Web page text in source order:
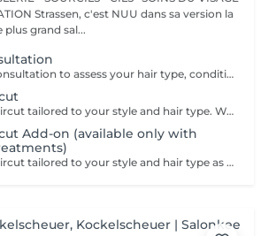
sa version la
grand sal...
A personalized consultation to assess your hair type, condition, and goals helping us recommend the perfect treatments, color, or cut to suit your style and lifestyle.
A professional haircut tailored to your style and hair type. We begin with a short consultation to discuss your expectations, followed by a gentle wash while you relax lying comfortably in our Maletti chair, a precise cut, and a smooth blow-dry. We use Dyson Pro tools that protect your hair from excessive heat and deliver a sleek, polished finish. LaBiosthétique care and styling products provide holistic care for hair and scalp, combining scientific research with carefully selected natural ingredients. All brushes are sanitised with Sibel equipment, which effectively removes hair, product buildup, and impurities while reducing bacteria on the brush surface to maintain high hygiene standards for every client. For a more defined final look, styling can be added as an add-on. Simple, Moderate, Complex This grading reflects your hair's individual characteristics, such as texture, density, and length and is assessed by your hairdresser at the start of your visit. Not sure which to choose? We recommend booking Complex. The price will be adjusted after your consultation. Note: This is not related to the difficulty of haircuts or timing.
Add-on (available only with
A professional haircut tailored to your style and hair type as an add-on to colouring or treatments. We begin with a short consultation to discuss your expectations, followed by a gentle wash while you relax lying comfortably in our Maletti chair, a precise cut, and a smooth blow-dry. We use Dyson Pro tools that protect your hair from excessive heat and deliver a sleek, polished finish. LaBiosthétique care and styling products provide holistic care for hair and scalp, combining scientific research with carefully selected natural ingredients. All brushes are sanitised with Sibel equipment, which effectively removes hair, product buildup, and impurities while reducing bacteria on the brush surface to maintain high hygiene standards for every client. For a more defined final look, styling can be added as an add-on. Simple, Moderate, Complex This grading reflects your hair's individual characteristics, such as texture, density, and length and is assessed by your hairdresser at the start of your visit. Not sure which to choose? We recommend booking Complex. The price will be adjusted after your consultation. Note: This is not related to the difficulty of haircuts or timing.